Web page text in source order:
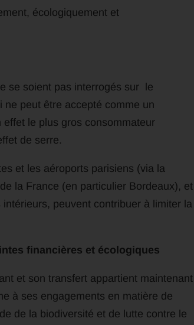
écologiquement et
se soient pas interrogés sur le
peut être accepté comme un
le plus gros consommateur
de serre.
et les aéroports parisiens (via la
la France (en particulier Bordeaux), et
peuvent contribuer à limiter la
financières et écologiques
et son transfert appartient maintenant
à ses engagements en matière de
de la biodiversité et de lutte contre le